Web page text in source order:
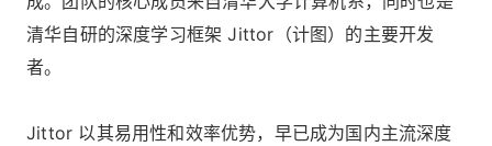
清华自研的深度学习框架 Jittor（计图）的主要开发
者。
Jittor 以其易用性和效率优势，早已成为国内主流深度